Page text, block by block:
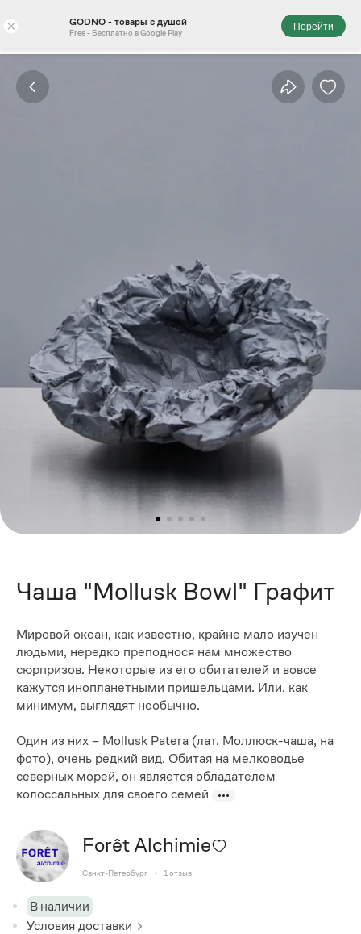
× GODNO - товары с душой
Free - Бесплатно в Google Play
Перейти
Чаша "Mollusk Bowl" Графит
Мировой океан, как известно, крайне мало изучен
людьми, нередко преподнося нам множество
сюрпризов. Некоторые из его обитателей и вовсе
кажутся инопланетными пришельцами. Или, как
минимум, выглядят необычно.
Один из них – Mollusk Patera (лат. Моллюск-чаша, на
фото), очень редкий вид. Обитая на мелководье
северных морей, он является обладателем
колоссальных для своего семей
Forêt Alchimie
Санкт-Петербург 1 отзыв
В наличии
Условия доставки